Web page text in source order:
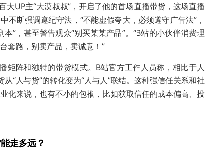
UP主“大漠叔叔”，开启了他的首场直播带货，这场直播
不断强调遵纪守法，“不能虚假夸大，必须遵守广告法”，
”，甚至警告观众“别买某某产品”。“B站的小伙伴消费理
套路，别卖产品，卖诚意！”
矩阵和独特的带货模式。B站官方工作人员称，相比于人
“人与货”的转化变为“人与人”联结。这种强信任关系和社
化来说，也有不小的包袱，比如获取信任的成本偏高、投
走多远？